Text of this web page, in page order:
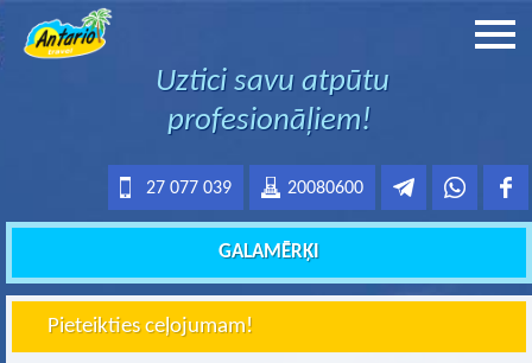
Uztici savu atpūtu
profesionāļiem!
20080600
27 077 039
GALAMĒRĶI
Pieteikties ceļojumam!